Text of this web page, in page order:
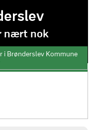
nært nok
i Brønderslev Kommune